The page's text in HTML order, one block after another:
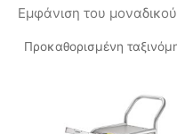
ΑΞΕΣΟΥΑΡ
ΚΑΘΑΡΙΣΤΙΚΑ
Εμφάνιση του